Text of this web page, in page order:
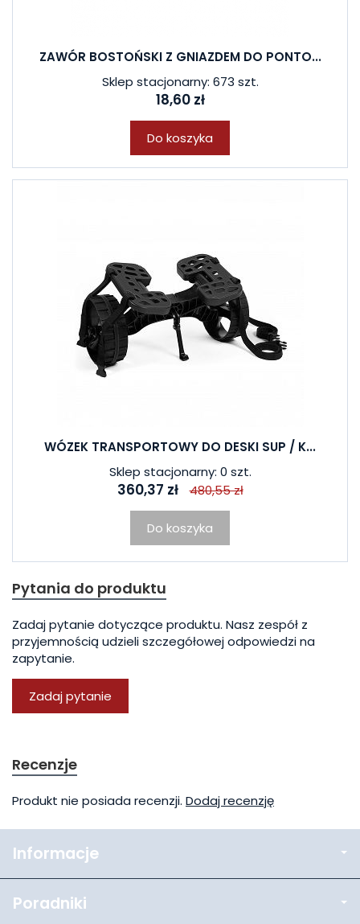
ZAWÓR BOSTOŃSKI Z GNIAZDEM DO PONTO...
Sklep stacjonarny: 673 szt.
18,60 zł
Do koszyka
WÓZEK TRANSPORTOWY DO DESKI SUP / K...
Sklep stacjonarny: 0 szt.
360,37 zł 480,55 zł
Do koszyka
Pytania do produktu
Zadaj pytanie dotyczące produktu. Nasz zespół z
przyjemnością udzieli szczegółowej odpowiedzi na
zapytanie.
Zadaj pytanie
Recenzje
Produkt nie posiada recenzji. Dodaj recenzję
Informacje
Poradniki